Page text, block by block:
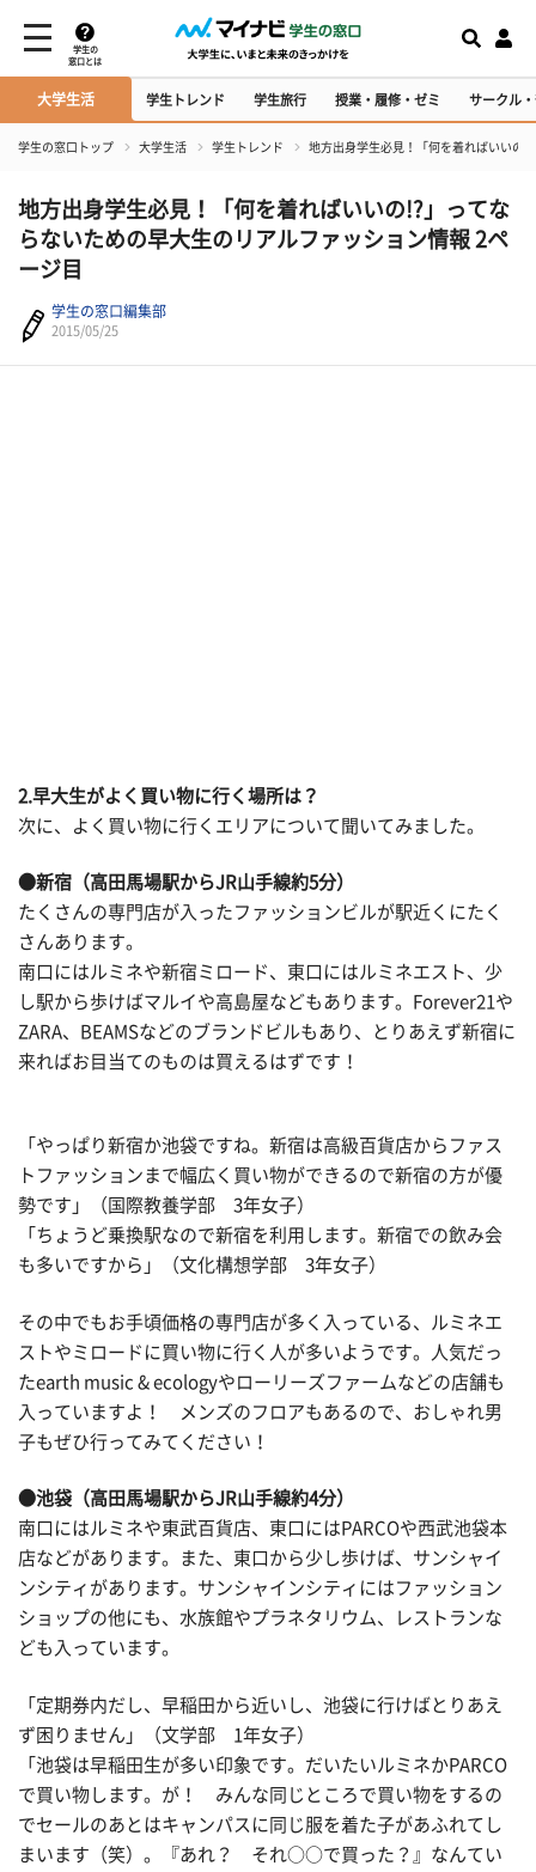
学生の
窓口とは
大学生活 学生トレンド 学生旅行 授業・履修・ゼミ サークル
学生の窓口トップ 大学生活 学生トレンド 地方出身学生必見！「何を着ればいいの
地方出身学生必見！「何を着ればいいの!?」ってな
らないための早大生のリアルファッション情報 2ペ
ージ目
学生の窓口編集部
2015/05/25
2.早大生がよく買い物に行く場所は？
次に、よく買い物に行くエリアについて聞いてみました。
●新宿（高田馬場駅からJR山手線約5分）
たくさんの専門店が入ったファッションビルが駅近くにたく
さんあります。
南口にはルミネや新宿ミロード、東口にはルミネエスト、少
し駅から歩けばマルイや高島屋などもあります。Forever21や
ZARA、BEAMSなどのブランドビルもあり、とりあえず新宿に
来ればお目当てのものは買えるはずです！
「やっぱり新宿か池袋ですね。新宿は高級百貨店からファス
トファッションまで幅広く買い物ができるので新宿の方が優
勢です」（国際教養学部 3年女子）
「ちょうど乗換駅なので新宿を利用します。新宿での飲み会
も多いですから」（文化構想学部 3年女子）
その中でもお手頃価格の専門店が多く入っている、ルミネエ
ストやミロードに買い物に行く人が多いようです。人気だっ
たearth music & ecologyやローリーズファームなどの店舗も
入っていますよ！ メンズのフロアもあるので、おしゃれ男
子もぜひ行ってみてください！
●池袋（高田馬場駅からJR山手線約4分）
南口にはルミネや東武百貨店、東口にはPARCOや西武池袋本
店などがあります。また、東口から少し歩けば、サンシャイ
ンシティがあります。サンシャインシティにはファッション
ショップの他にも、水族館やプラネタリウム、レストランな
ども入っています。
「定期券内だし、早稲田から近いし、池袋に行けばとりあえ
ず困りません」（文学部 1年女子）
「池袋は早稲田生が多い印象です。だいたいルミネかPARCO
で買い物します。が！ みんな同じところで買い物をするの
でセールのあとはキャンパスに同じ服を着た子があふれてし
まいます（笑）。『あれ？ それ○○で買った？』なんてい